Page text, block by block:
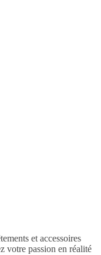
et accessoires
votre passion en réalité